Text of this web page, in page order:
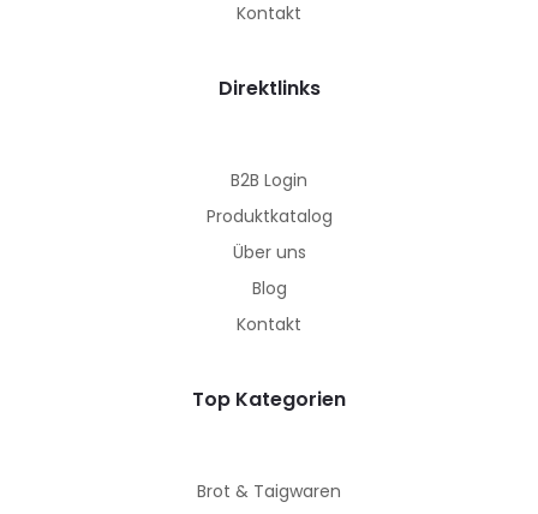
Kontakt
Direktlinks
B2B Login
Produktkatalog
Über uns
Blog
Kontakt
Top Kategorien
Brot & Taigwaren